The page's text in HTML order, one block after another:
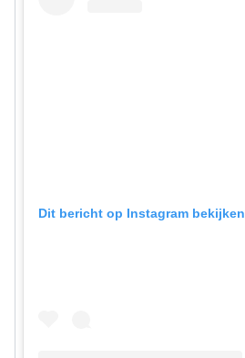
Dit bericht op Instagram bekijken